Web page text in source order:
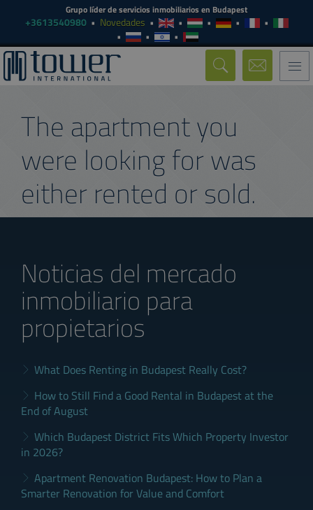
Grupo líder de servicios inmobiliarios en Budapest
+3613540980 Novedades
The apartment you
were looking for was
either rented or sold.
Noticias del mercado
inmobiliario para
propietarios
What Does Renting in Budapest Really Cost?
How to Still Find a Good Rental in Budapest at the
End of August
Which Budapest District Fits Which Property Investor
in 2026?
Apartment Renovation Budapest: How to Plan a
Smarter Renovation for Value and Comfort